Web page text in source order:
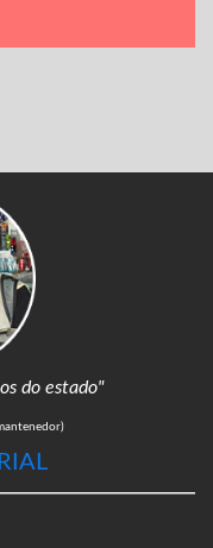
do estado"